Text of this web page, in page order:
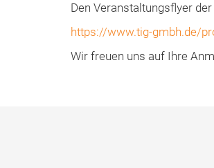
Den Veranstaltungsflyer
https://www.tig-gmbh.de/
Wir freuen uns auf Ihre